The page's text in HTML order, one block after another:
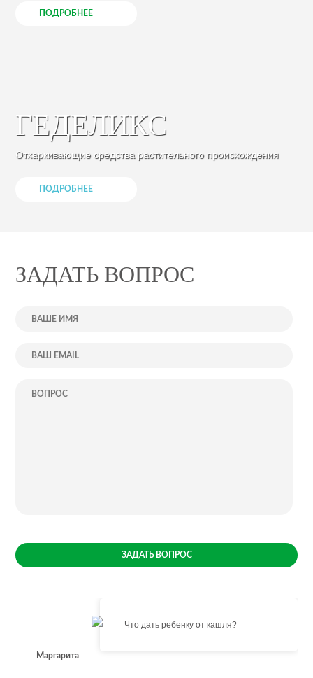
ПОДРОБНЕЕ
ГЕДЕЛИКС
Отхаркивающие средства растительного происхождения
ПОДРОБНЕЕ
ЗАДАТЬ ВОПРОС
ЗАДАТЬ ВОПРОС
Маргарита
Что дать ребенку от кашля?